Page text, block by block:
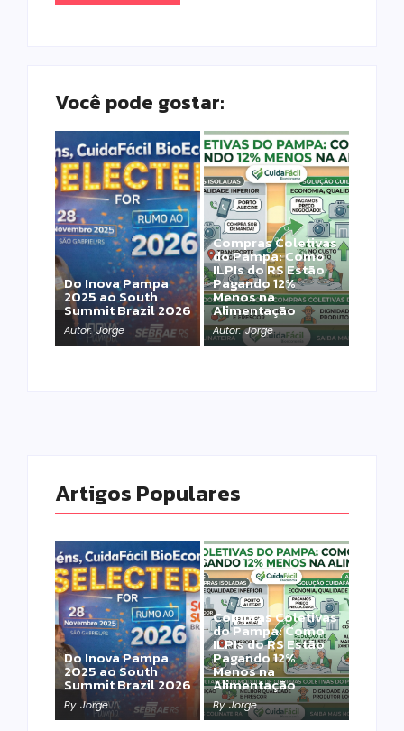
Você pode gostar:
Do Inova Pampa
2025 ao South
Summit Brazil 2026
Autor: Jorge
Compras Coletivas
do Pampa: Como
ILPIs do RS Estão
Pagando 12%
Menos na
Alimentação
Autor: Jorge
Artigos Populares
Do Inova Pampa
2025 ao South
Summit Brazil 2026
By Jorge
Compras Coletivas
do Pampa: Como
ILPIs do RS Estão
Pagando 12%
Menos na
Alimentação
By Jorge